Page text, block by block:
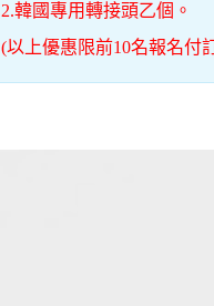
2.韓國專用轉接頭乙個。
(以上優惠限前10名報名付